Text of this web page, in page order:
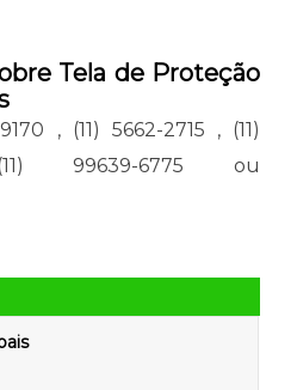
Tela de Proteção
, (11) 5662-2715 , (11)
99639-6775 ou